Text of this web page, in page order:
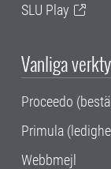
SLU Play
Vanliga
Proceedo
Primula
Webbmejl